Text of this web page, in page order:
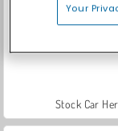
Stock Car
Your